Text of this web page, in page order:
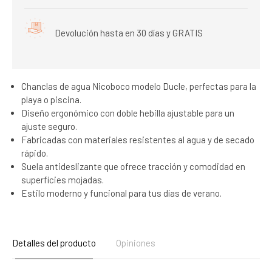
Devolución hasta en 30 días y GRATIS
Chanclas de agua Nicoboco modelo Ducle, perfectas para la
playa o piscina.
Diseño ergonómico con doble hebilla ajustable para un
ajuste seguro.
Fabricadas con materiales resistentes al agua y de secado
rápido.
Suela antideslizante que ofrece tracción y comodidad en
superficies mojadas.
Estilo moderno y funcional para tus días de verano.
Detalles del producto Opiniones